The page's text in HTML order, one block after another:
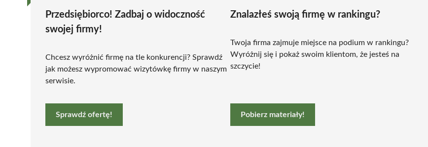
Przedsiębiorco! Zadbaj o widoczność
swojej firmy!
Chcesz wyróżnić firmę na tle konkurencji? Sprawdź
jak możesz wypromować wizytówkę firmy w naszym
serwisie.
Sprawdź ofertę!
Znalazłeś swoją firmę w rankingu?
Twoja firma zajmuje miejsce na podium w rankingu?
Wyróżnij się i pokaż swoim klientom, że jesteś na
szczycie!
Pobierz materiały!